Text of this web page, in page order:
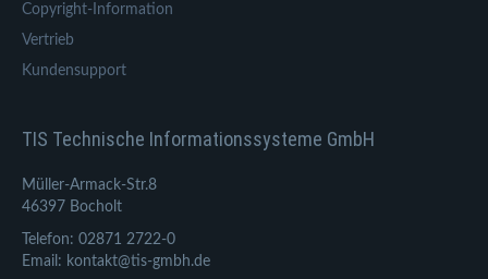
Copyright-Information
Vertrieb
Kundensupport
TIS Technische Informationssysteme GmbH
Müller-Armack-Str.8
46397 Bocholt
Telefon: 02871 2722-0
Email: kontakt@tis-gmbh.de